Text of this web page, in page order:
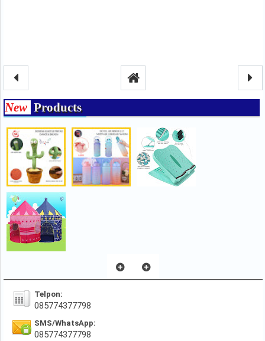
New Products
Telpon:
085774377798
SMS/WhatsApp:
085774377798